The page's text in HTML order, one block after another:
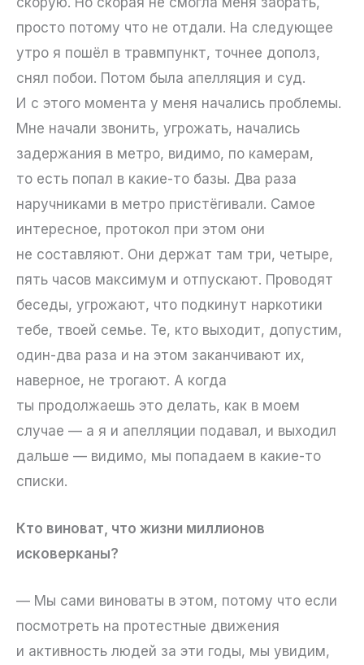
просто потому что не отдали. На следующее
утро я пошёл в травмпункт, точнее дополз,
снял побои. Потом была апелляция и суд.
И с этого момента у меня начались проблемы.
Мне начали звонить, угрожать, начались
задержания в метро, видимо, по камерам,
то есть попал в какие-то базы. Два раза
наручниками в метро пристёгивали. Самое
интересное, протокол при этом они
не составляют. Они держат там три, четыре,
пять часов максимум и отпускают. Проводят
беседы, угрожают, что подкинут наркотики
тебе, твоей семье. Те, кто выходит, допустим,
один-два раза и на этом заканчивают их,
наверное, не трогают. А когда
ты продолжаешь это делать, как в моем
случае — а я и апелляции подавал, и выходил
дальше — видимо, мы попадаем в какие-то
списки.
Кто виноват, что жизни миллионов
исковерканы?
— Мы сами виноваты в этом, потому что если
посмотреть на протестные движения
и активность людей за эти годы, мы увидим,